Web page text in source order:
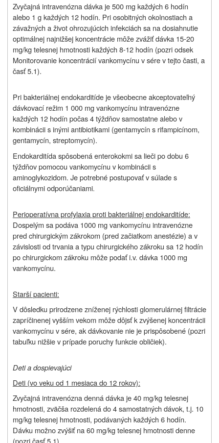
Zvyčajná intravenózna dávka je 500 mg každých 6 hodín
alebo 1 g každých 12 hodín. Pri osobitných okolnostiach a
závažných a život ohrozujúcich infekciách sa na dosiahnutie
optimálnej najnižšej koncentrácie môže zvážiť dávka 15-20
mg/kg telesnej hmotnosti každých 8-12 hodín (pozri odsek
Monitorovanie koncentrácií vankomycínu v sére v tejto časti, a
časť 5.1).
Pri bakteriálnej endokarditíde je všeobecne akceptovateľný
dávkovací režim 1 000 mg vankomycínu intravenózne
každých 12 hodín počas 4 týždňov samostatne alebo v
kombinácii s inými antibiotikami (gentamycín s rifampicínom,
gentamycín, streptomycín).
Endokarditída spôsobená enterokokmi sa lieči po dobu 6
týždňov pomocou vankomycínu v kombinácii s
aminoglykozidom. Je potrebné postupovať v súlade s
oficiálnymi odporúčaniami.
Perioperatívna profylaxia proti bakteriálnej endokarditíde:
Dospelým sa podáva 1000 mg vankomycínu intravenózne
pred chirurgickým zákrokom (pred začiatkom anestézie) a v
závislosti od trvania a typu chirurgického zákroku sa 12 hodín
po chirurgickom zákroku môže podať i.v. dávka 1000 mg
vankomycínu.
Starší pacienti:
V dôsledku prirodzene zníženej rýchlosti glomerulárnej filtrácie
zapríčinenej vyšším vekom môže dôjsť k zvýšenej koncentrácii
vankomycínu v sére, ak dávkovanie nie je prispôsobené (pozri
tabuľku nižšie v prípade poruchy funkcie obličiek).
Deti a dospievajúci
Deti (vo veku od 1 mesiaca do 12 rokov):
Zvyčajná intravenózna denná dávka je 40 mg/kg telesnej
hmotnosti, zväčša rozdelená do 4 samostatných dávok, t.j. 10
mg/kg telesnej hmotnosti, podávaných každých 6 hodín.
Dávku možno zvýšiť na 60 mg/kg telesnej hmotnosti denne
(pozri časť 5.1).